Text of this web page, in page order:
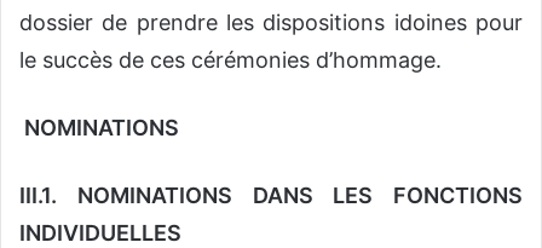
dossier de prendre les dispositions idoines pour
le succès de ces cérémonies d’hommage.
NOMINATIONS
III.1. NOMINATIONS DANS LES FONCTIONS
INDIVIDUELLES